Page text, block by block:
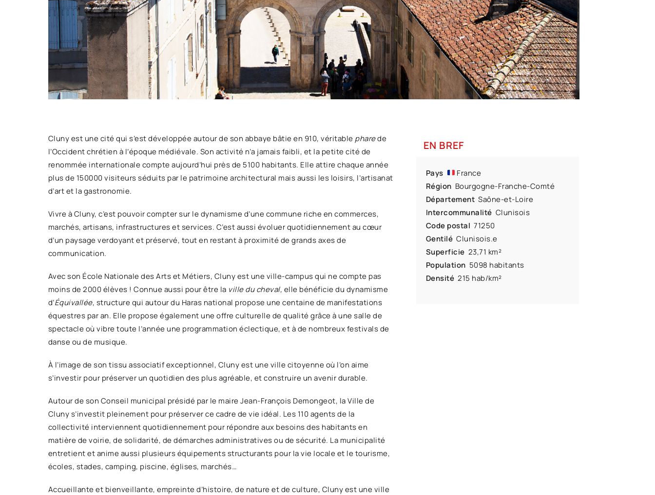
Cluny est une cité qui s’est développée autour de son abbaye bâtie en 910, véritable pharede
l’Occident chrétien à l’époque médiévale. Son activité n’a jamais faibli, et la petite cité de
renommée internationale compte aujourd’hui près de 5100 habitants. Elle attire chaque année
plus de 150000 visiteurs séduits par le patrimoine architectural mais aussi les loisirs, l’artisanat
d’art et la gastronomie.
Vivre à Cluny, c’est pouvoir compter sur le dynamisme d’une commune riche en commerces,
marchés, artisans, infrastructures et services. C’est aussi évoluer quotidiennement au cœur
d’un paysage verdoyant et préservé, tout en restant à proximité de grands axes de
communication.
Avec son École Nationale des Arts et Métiers, Cluny est une ville-campus qui ne compte pas
moins de 2000 élèves ! Connue aussi pour être la ville du cheval, elle bénéficie du dynamisme
d’Équivallée, structure qui autour du Haras national propose une centaine de manifestations
équestres par an. Elle propose également une offre culturelle de qualité grâce à une salle de
spectacle où vibre toute l’année une programmation éclectique, et à de nombreux festivals de
danse ou de musique.
À l’image de son tissu associatif exceptionnel, Cluny est une ville citoyenne où l’on aime
s’investir pour préserver un quotidien des plus agréable, et construire un avenir durable.
Autour de son Conseil municipal présidé par le maire Jean-François Demongeot, la Ville de
Cluny s’investit pleinement pour préserver ce cadre de vie idéal. Les 110 agents de la
collectivité interviennent quotidiennement pour répondre aux besoins des habitants en
matière de voirie, de solidarité, de démarches administratives ou de sécurité. La municipalité
entretient et anime aussi plusieurs équipements structurants pour la vie locale et le tourisme,
écoles, stades, camping, piscine, églises, marchés…
Accueillante et bienveillante, empreinte d’histoire, de nature et de culture, Cluny est une ville
EN BREF
Pays
France
Région Bourgogne-Franche-Comté
Département Saône-et-Loire
Intercommunalité Clunisois
Code postal71250
Gentilé Clunisois.e
Superficie 23,71 km²
Population 5098 habitants
Densité 215 hab/km²